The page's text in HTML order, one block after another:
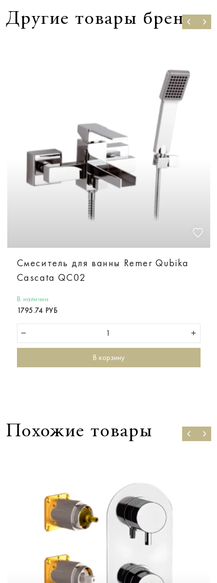
Другие товары бренда
Смеситель для ванны Remer Qubika
Cascata QC02
В наличии
1795.74 РУБ
В корзину
Похожие товары